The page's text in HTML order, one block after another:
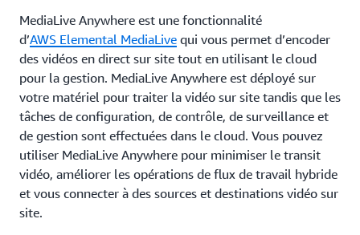
MediaLive Anywhere est une fonctionnalité
d’AWS Elemental MediaLive qui vous permet d’encoder
des vidéos en direct sur site tout en utilisant le cloud
pour la gestion. MediaLive Anywhere est déployé sur
votre matériel pour traiter la vidéo sur site tandis que les
tâches de configuration, de contrôle, de surveillance et
de gestion sont effectuées dans le cloud. Vous pouvez
utiliser MediaLive Anywhere pour minimiser le transit
vidéo, améliorer les opérations de flux de travail hybride
et vous connecter à des sources et destinations vidéo sur
site.